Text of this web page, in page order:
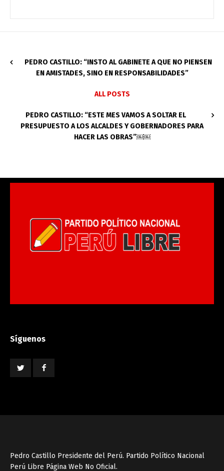
PEDRO CASTILLO: “INSTO AL GABINETE A QUE NO PIENSEN
EN AMISTADES, SINO EN RESPONSABILIDADES”
ALL POSTS
PEDRO CASTILLO: “ESTE MES VAMOS A SOLTAR EL
PRESUPUESTO A LOS ALCALDES Y GOBERNADORES PARA
HACER LAS OBRAS”￼￼
Síguenos
Pedro Castillo Presidente del Perú. Partido Político Nacional
Perú Libre Página Web No Oficial.